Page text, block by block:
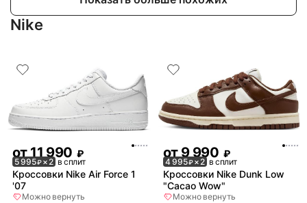
Nike
от11 990 ₽
5 995₽× 2 в сплит
Кроссовки Nike Air Force 1
'07
Можно вернуть
от9 990 ₽
4 995₽× 2 в сплит
Кроссовки Nike Dunk Low
"Cacao Wow"
Можно вернуть